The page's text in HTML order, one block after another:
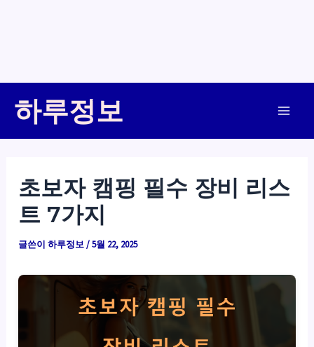
하루정보
초보자 캠핑 필수 장비 리스
트 7가지
글쓴이하루정보/5월 22, 2025